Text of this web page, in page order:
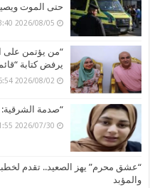
حتى الموت
2026/08/05 10:13:40 صباحًا
“من يؤتمن على
يرفض كتابة
2026/08/02 10:16:54 صباحًا
“صدمة
2026/07/30 9:41:55 صباحًا
“عشق محرم” يهز الصعيد.. تقدم لخطبة
والمؤبد